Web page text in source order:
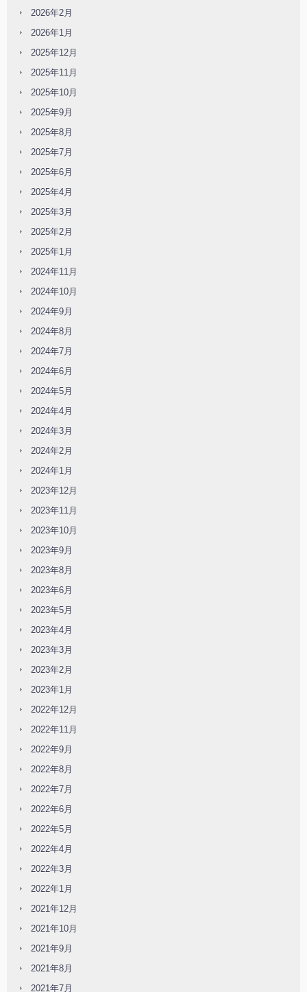
2026年2月
2026年1月
2025年12月
2025年11月
2025年10月
2025年9月
2025年8月
2025年7月
2025年6月
2025年4月
2025年3月
2025年2月
2025年1月
2024年11月
2024年10月
2024年9月
2024年8月
2024年7月
2024年6月
2024年5月
2024年4月
2024年3月
2024年2月
2024年1月
2023年12月
2023年11月
2023年10月
2023年9月
2023年8月
2023年6月
2023年5月
2023年4月
2023年3月
2023年2月
2023年1月
2022年12月
2022年11月
2022年9月
2022年8月
2022年7月
2022年6月
2022年5月
2022年4月
2022年3月
2022年1月
2021年12月
2021年10月
2021年9月
2021年8月
2021年7月